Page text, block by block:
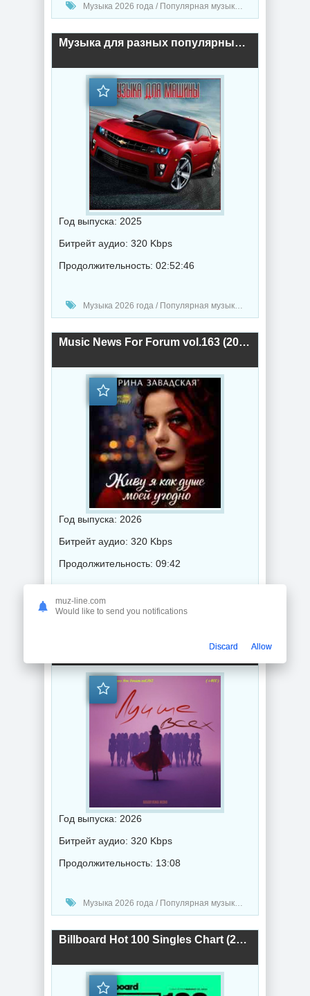
Музыка 2026 года / Популярная музыка / Рок - альтернативная музыка / Шансон музыка / Рэп - хип хоп музыка / Музыка в машину / Поп музыка / Танцевальная музыка / Сборник музыка / Музыка VA
Музыка для разных популярных mp3 сайтов Vol.161 (2025) торрент
Год выпуска: 2025
Битрейт аудио: 320 Kbps
Продолжительность: 02:52:46
Музыка 2026 года / Популярная музыка / Рок - альтернативная музыка / Шансон музыка / Рэп - хип хоп музыка / Музыка в машину / Поп музыка / Танцевальная музыка / Сборник музыка
Music News For Forum vol.163 (2026) торрент
Год выпуска: 2026
Битрейт аудио: 320 Kbps
Продолжительность: 09:42
Музыка 2026 года / Популярная музыка / Поп музыка / Танцевальная музыка / Сборник музыка
Год выпуска: 2026
Битрейт аудио: 320 Kbps
Продолжительность: 13:08
Музыка 2026 года / Популярная музыка / Поп музыка / Танцевальная музыка / Музыка VA
Billboard Hot 100 Singles Chart (21.02) 2026 (2026) торрент
muz-line.com
Would like to send you notifications
Discard Allow